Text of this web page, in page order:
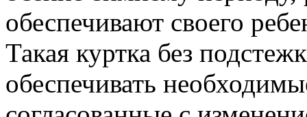
обеспечивают своего
Такая куртка без
обеспечивать